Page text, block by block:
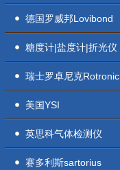
德国罗威邦Lovibond
糖度计|盐度计|折光仪
瑞士罗卓尼克Rotronic
美国YSI
英思科气体检测仪
赛多利斯sartorius